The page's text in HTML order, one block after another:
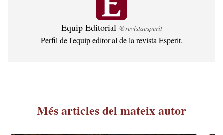
Equip Editorial @revistaesperit
Perfil de l'equip editorial de la revista Esperit.
Més articles del mateix autor